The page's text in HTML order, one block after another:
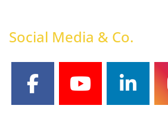
Social Media & Co.
facebookyoutube